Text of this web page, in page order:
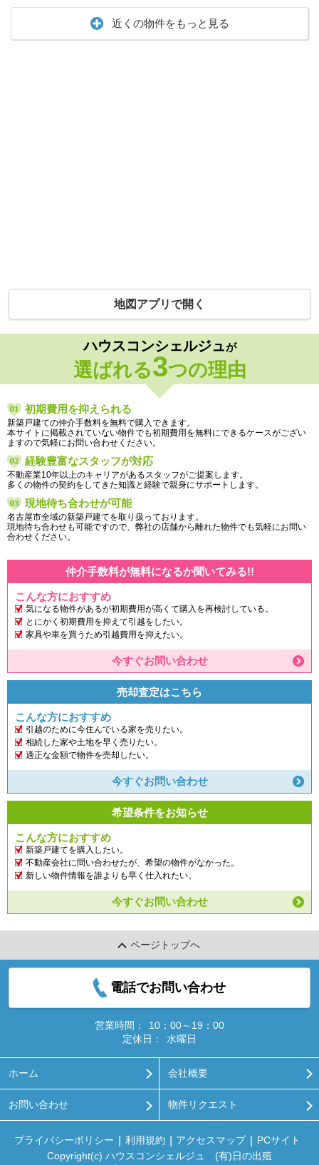
近くの物件をもっと見る
地図アプリで開く
ハウスコンシェルジュが
選ばれる3つの理由
初期費用を抑えられる
新築戸建ての仲介手数料を無料で購入できます。
本サイトに掲載されていない物件でも初期費用を無料にできるケースがござい
ますので気軽にお問い合わせください。
経験豊富なスタッフが対応
不動産業10年以上のキャリアがあるスタッフがご提案します。
多くの物件の契約をしてきた知識と経験で親身にサポートします。
現地待ち合わせが可能
名古屋市全域の新築戸建てを取り扱っております。
現地待ち合わせも可能ですので、弊社の店舗から離れた物件でも気軽にお問い
合わせください。
仲介手数料が無料になるか聞いてみる!!
こんな方におすすめ
気になる物件があるが初期費用が高くて購入を再検討している。
とにかく初期費用を抑えて引越をしたい。
家具や車を買うため引越費用を抑えたい。
今すぐお問い合わせ
売却査定はこちら
こんな方におすすめ
引越のために今住んでいる家を売りたい。
相続した家や土地を早く売りたい。
適正な金額で物件を売却したい。
今すぐお問い合わせ
希望条件をお知らせ
こんな方におすすめ
新築戸建てを購入したい。
不動産会社に問い合わせたが、希望の物件がなかった。
新しい物件情報を誰よりも早く仕入れたい。
今すぐお問い合わせ
ページトップへ
電話でお問い合わせ
営業時間：
10：00～19：00
定休日：
水曜日
ホーム 会社概要
お問い合わせ 物件リクエスト
プライバシーポリシー 利用規約 アクセスマップ
PCサイト
Copyright(c) ハウスコンシェルジュ (有)日の出殖